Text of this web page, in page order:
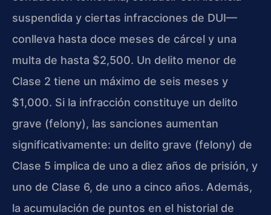
suspendida y ciertas infracciones de DUI—
conlleva hasta doce meses de cárcel y una
multa de hasta $2,500. Un delito menor de
Clase 2 tiene un máximo de seis meses y
$1,000. Si la infracción constituye un delito
grave (felony), las sanciones aumentan
significativamente: un delito grave (felony) de
Clase 5 implica de uno a diez años de prisión, y
uno de Clase 6, de uno a cinco años. Además,
la acumulación de puntos en el historial de